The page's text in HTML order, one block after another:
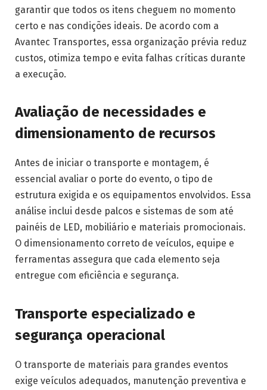
garantir que todos os itens cheguem no momento
certo e nas condições ideais. De acordo com a
Avantec Transportes, essa organização prévia reduz
custos, otimiza tempo e evita falhas críticas durante
a execução.
Avaliação de necessidades e
dimensionamento de recursos
Antes de iniciar o transporte e montagem, é
essencial avaliar o porte do evento, o tipo de
estrutura exigida e os equipamentos envolvidos. Essa
análise inclui desde palcos e sistemas de som até
painéis de LED, mobiliário e materiais promocionais.
O dimensionamento correto de veículos, equipe e
ferramentas assegura que cada elemento seja
entregue com eficiência e segurança.
Transporte especializado e
segurança operacional
O transporte de materiais para grandes eventos
exige veículos adequados, manutenção preventiva e